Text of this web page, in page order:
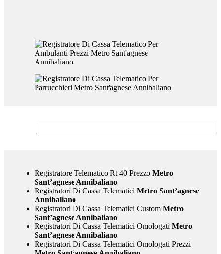
Registratore Telematico Rt 40 PrezzoMetro
Sant’agnese Annibaliano
Registratori Di Cassa Telematici Metro Sant’agnese
Annibaliano
Registratori Di Cassa Telematici CustomMetro
Sant’agnese Annibaliano
Registratori Di Cassa Telematici Omologati Metro
Sant’agnese Annibaliano
Registratori Di Cassa Telematici Omologati Prezzi